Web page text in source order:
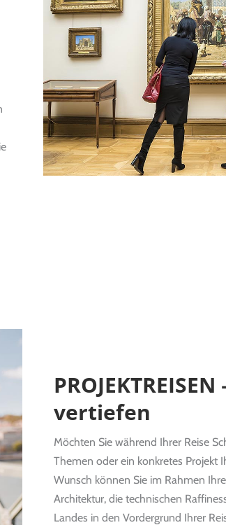
vertiefen
Möchten Sie während Ihrer Reise
Themen oder ein konkretes Projekt
Wunsch können Sie im Rahmen
Architektur, die technischen
Landes in den Vordergrund Ihrer